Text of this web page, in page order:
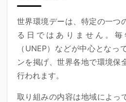
世界環境デーは、特定の一つ
る日ではありません。
（UNEP）などが中心となっ
ンを掲げ、世界各地で環境保
行われます。
取り組みの内容は地域によっ